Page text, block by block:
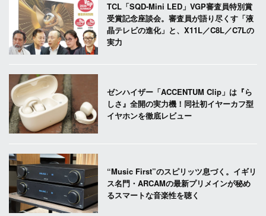
TCL「SQD-Mini LED」VGP審査員特別賞
受賞記念座談会。審査員が語り尽くす「液
晶テレビの進化」と、X11L／C8L／C7Lの
実力
ゼンハイザー「ACCENTUM Clip」は『ら
しさ』全開の実力機！同社初イヤーカフ型
イヤホンを徹底レビュー
“Music First”のスピリッツ息づく。イギリ
ス名門・ARCAMの最新プリメインが秘め
るスマートな音楽性を聴く